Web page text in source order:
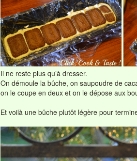
Il ne reste plus qu’à dresser.
On démoule la bûche, on saupoudre de
on le coupe en deux et on le dépose aux
Et voilà une bûche plutôt légère pour